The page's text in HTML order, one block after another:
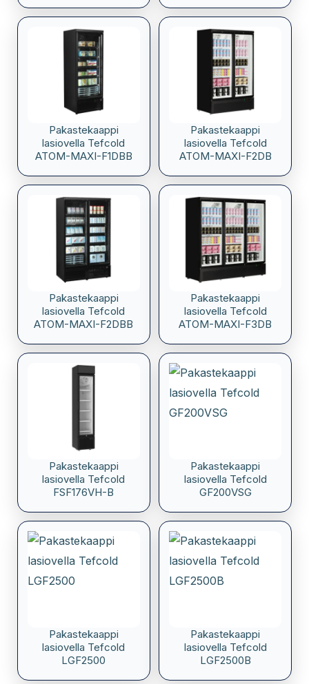
Pakastekaappi
lasiovella Tefcold
ATOM-MAXI-F1DBB
Pakastekaappi
lasiovella Tefcold
ATOM-MAXI-F2DB
Pakastekaappi
lasiovella Tefcold
ATOM-MAXI-F2DBB
Pakastekaappi
lasiovella Tefcold
ATOM-MAXI-F3DB
Pakastekaappi
lasiovella Tefcold
FSF176VH-B
Pakastekaappi
lasiovella Tefcold
GF200VSG
Pakastekaappi
lasiovella Tefcold
LGF2500
Pakastekaappi
lasiovella Tefcold
LGF2500B